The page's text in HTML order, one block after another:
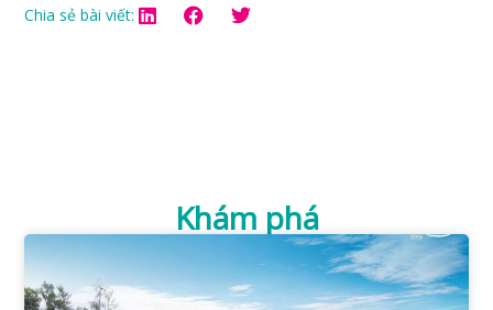
Chia sẻ bài viết:
Khám phá